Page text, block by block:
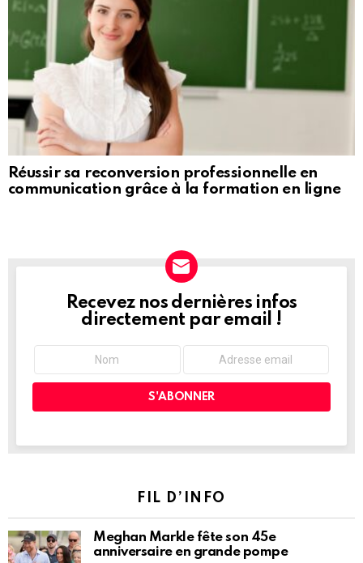
Réussir sa reconversion professionnelle en
communication grâce à la formation en ligne
NEWSLETTER
Recevez nos dernières infos
directement par email !
FIL D’INFO
Meghan Markle fête son 45e
anniversaire en grande pompe